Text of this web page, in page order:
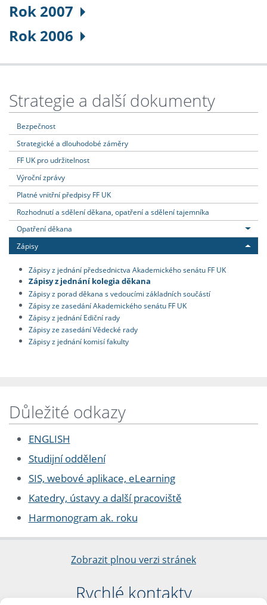
Rok 2007
Rok 2006
Strategie a další dokumenty
Bezpečnost
Strategické a dlouhodobé záměry
FF UK pro udržitelnost
Výroční zprávy
Platné vnitřní předpisy FF UK
Rozhodnutí a sdělení děkana, opatření a sdělení tajemníka
Opatření děkana
Zápisy
Zápisy z jednání předsednictva Akademického senátu FF UK
Zápisy z jednání kolegia děkana
Zápisy z porad děkana s vedoucími základních součástí
Zápisy ze zasedání Akademického senátu FF UK
Zápisy z jednání Ediční rady
Zápisy ze zasedání Vědecké rady
Zápisy z jednání komisí fakulty
Důležité odkazy
ENGLISH
Studijní oddělení
SIS, webové aplikace, eLearning
Katedry, ústavy a další pracoviště
Harmonogram ak. roku
Zobrazit plnou verzi stránek
Rychlé kontakty